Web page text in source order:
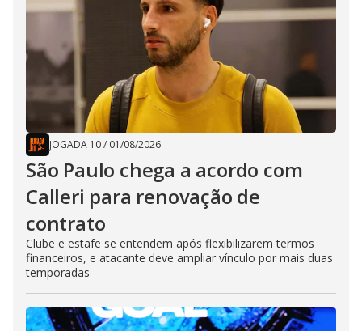
JOGADA 10/ 01/08/2026
São Paulo chega a acordo com
Calleri para renovação de
contrato
Clube e estafe se entendem após flexibilizarem termos
financeiros, e atacante deve ampliar vínculo por mais duas
temporadas